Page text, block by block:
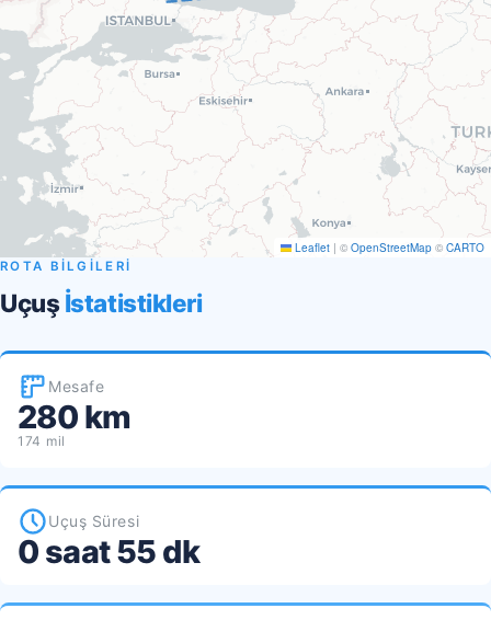
Leaflet | © OpenStreetMap © CARTO
ROTA BİLGİLERİ
Uçuş İstatistikleri
Mesafe
280 km
174 mil
Uçuş Süresi
0 saat 55 dk